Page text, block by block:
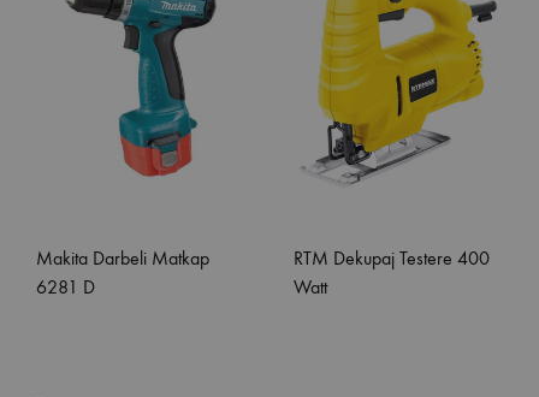
Makita Darbeli Matkap
6281 D
RTM Dekupaj Testere 400
Watt